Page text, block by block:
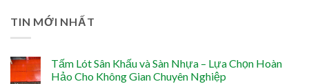
TIN MỚI NHẤT
Tấm Lót Sân Khấu và Sàn Nhựa – Lựa Chọn Hoàn
Hảo Cho Không Gian Chuyên Nghiệp